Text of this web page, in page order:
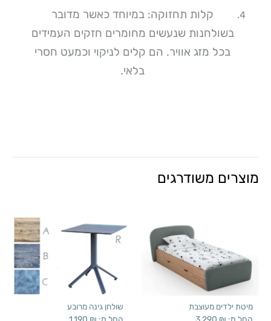
קלות תחזוקה: במיוחד כאשר מדובר
בשולחנות שנעשים מחומרים חזקים העמידים
בכל מזג אוויר. הם קלים לניקוי וכמעט חסרי
בלאי.
מוצרים משודרגים
מיטת ילדים מעוצבת שולחן גינה מרובע